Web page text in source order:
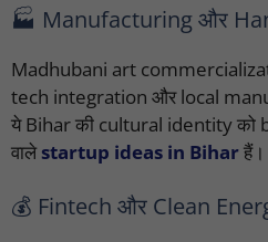
🏭 Manufacturing और
Madhubani art
tech integration और local
ये Bihar की cultural identity को
वालेstartup ideas in Biharहैं।
💰 Fintech और Clean